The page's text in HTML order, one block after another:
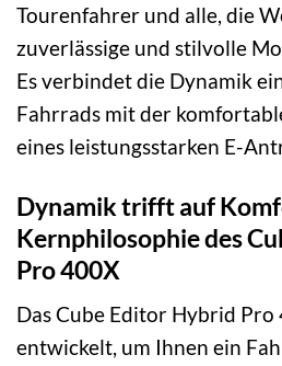
Tourenfahrer und alle, die
zuverlässige und stilvolle
Es verbindet die Dynamik
Fahrrads mit der
eines leistungsstarken E-
Dynamik trifft auf
Kernphilosophie des
Pro 400X
Das Cube Editor Hybrid
entwickelt, um Ihnen ein